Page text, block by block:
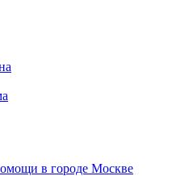
в городе Москве